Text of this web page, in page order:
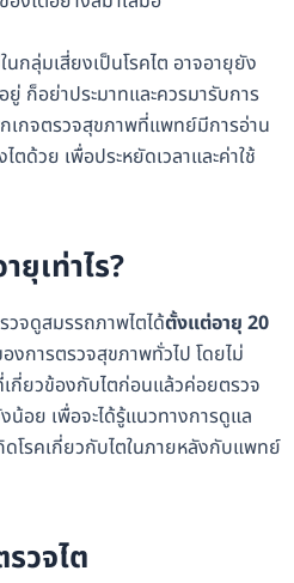
ลุ่มเสี่ยงเป็นโรคไต อาจอายุยัง
ก็อย่าประมาทและควรมารับการ
เกจตรวจสุขภาพที่แพทย์มีการอ่าน
ด้วย เพื่อประหยัดเวลาและค่าใช้
ยุเท่าไร?
วจดูสมรรถภาพไตได้ตั้งแต่อายุ 20
งการตรวจสุขภาพทั่วไป โดยไม่
กี่ยวข้องกับไตก่อนแล้วค่อยตรวจ
อย เพื่อจะได้รู้แนวทางการดูแล
ดโรคเกี่ยวกับไตในภายหลังกับแพทย์
วจไต